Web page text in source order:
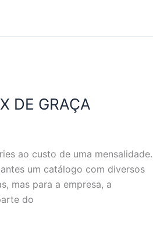
DE GRAÇA
ao custo de uma mensalidade.
um catálogo com diversos
mas para a empresa, a
do